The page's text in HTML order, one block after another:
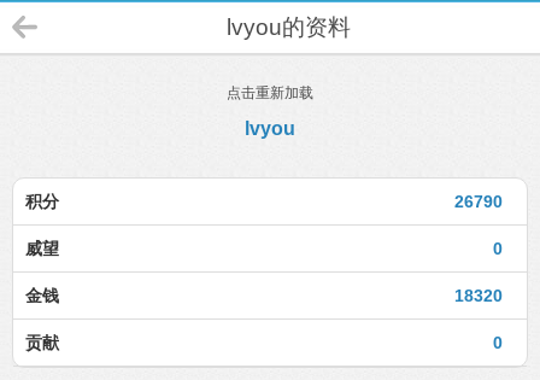
lvyou的资料
点击重新加载
lvyou
26790
积分
0
威望
18320
金钱
0
贡献